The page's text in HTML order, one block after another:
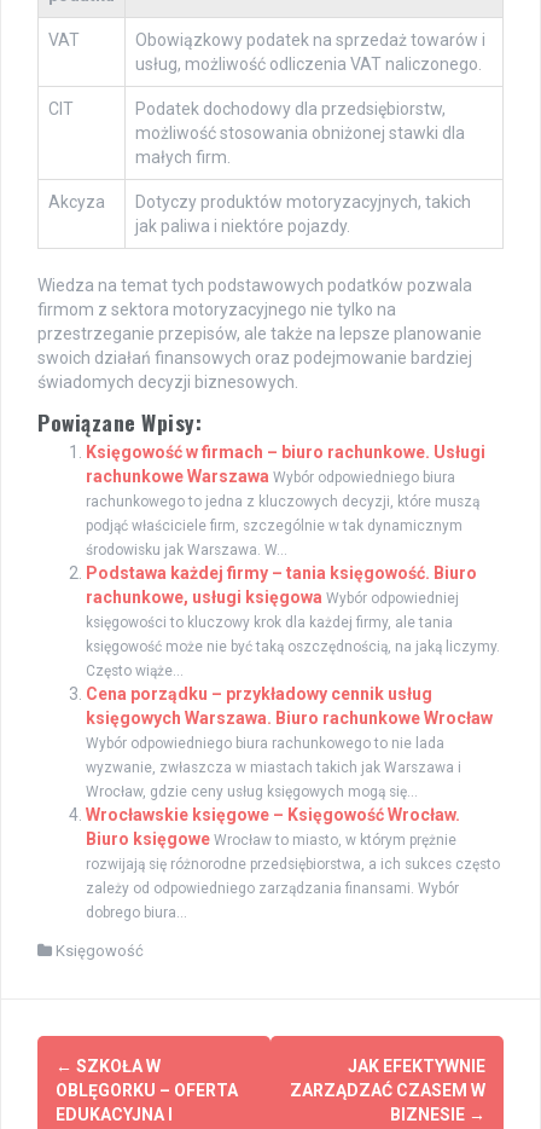
VAT
Obowiązkowy podatek na sprzedaż towarów i
usług, możliwość odliczenia VAT naliczonego.
CIT
Podatek dochodowy dla przedsiębiorstw,
możliwość stosowania obniżonej stawki dla
małych firm.
Akcyza
Dotyczy produktów motoryzacyjnych, takich
jak paliwa i niektóre pojazdy.
Wiedza na temat tych podstawowych podatków pozwala
firmom z sektora motoryzacyjnego nie tylko na
przestrzeganie przepisów, ale także na lepsze planowanie
swoich działań finansowych oraz podejmowanie bardziej
świadomych decyzji biznesowych.
Powiązane Wpisy:
Księgowość w firmach – biuro rachunkowe. Usługi
rachunkowe Warszawa Wybór odpowiedniego biura
rachunkowego to jedna z kluczowych decyzji, które muszą
podjąć właściciele firm, szczególnie w tak dynamicznym
środowisku jak Warszawa. W...
Podstawa każdej firmy – tania księgowość. Biuro
rachunkowe, usługi księgowa Wybór odpowiedniej
księgowości to kluczowy krok dla każdej firmy, ale tania
księgowość może nie być taką oszczędnością, na jaką liczymy.
Często wiąże...
Cena porządku – przykładowy cennik usług
księgowych Warszawa. Biuro rachunkowe Wrocław
Wybór odpowiedniego biura rachunkowego to nie lada
wyzwanie, zwłaszcza w miastach takich jak Warszawa i
Wrocław, gdzie ceny usług księgowych mogą się...
Wrocławskie księgowe – Księgowość Wrocław.
Biuro księgowe Wrocław to miasto, w którym prężnie
rozwijają się różnorodne przedsiębiorstwa, a ich sukces często
zależy od odpowiedniego zarządzania finansami. Wybór
dobrego biura...
Księgowość
Zobacz
wpisy
← SZKOŁA W
OBLĘGORKU – OFERTA
EDUKACYJNA I
JAK EFEKTYWNIE
ZARZĄDZAĆ CZASEM W
BIZNESIE →